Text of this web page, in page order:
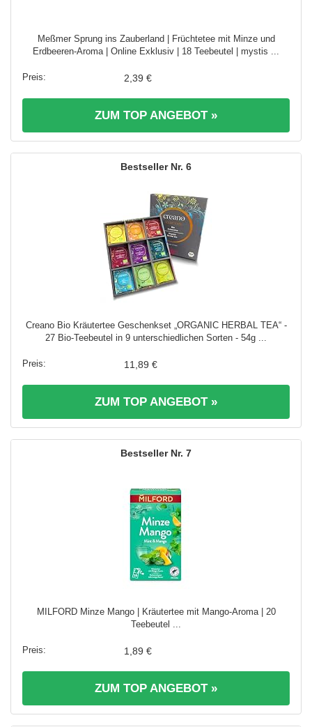
Meßmer Sprung ins Zauberland | Früchtetee mit Minze und
Erdbeeren-Aroma | Online Exklusiv | 18 Teebeutel | mystis ...
2,39 €
ZUM TOP ANGEBOT »
6
Creano Bio Kräutertee Geschenkset „ORGANIC HERBAL TEA“ -
27 Bio-Teebeutel in 9 unterschiedlichen Sorten - 54g ...
11,89 €
ZUM TOP ANGEBOT »
7
MILFORD Minze Mango | Kräutertee mit Mango-Aroma | 20
Teebeutel ...
1,89 €
ZUM TOP ANGEBOT »